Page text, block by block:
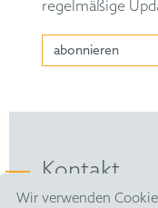
Wir verwenden
regelmäßige
abonnieren
Kontakt